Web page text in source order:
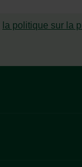
la politique sur la